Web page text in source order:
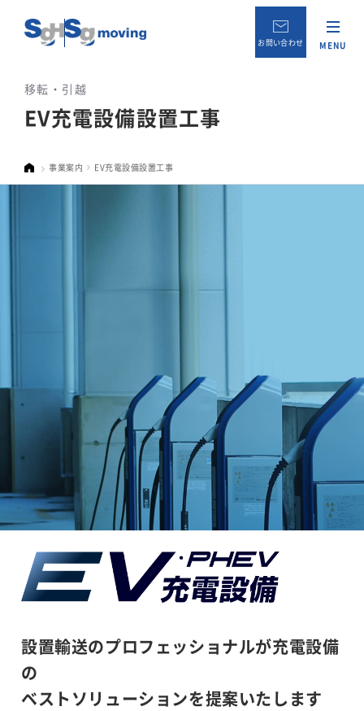
お問い合わせ MENU
移転・引越
EV充電設備設置工事
事業案内 EV充電設備設置工事
設置輸送のプロフェッショナルが充電設備
の
ベストソリューションを提案いたします